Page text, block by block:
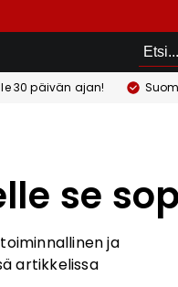
30 päivän ajan!
se
ja
artikkelissa